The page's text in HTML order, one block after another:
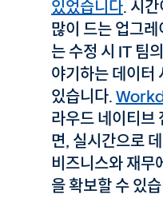
있었습니다. 시
많이 드는 업그
는 수정 시 IT 팀
야기하는 데이터
있습니다.
라우드 네이티브
면, 실시간으로
비즈니스와 재무
을 확보할 수 있